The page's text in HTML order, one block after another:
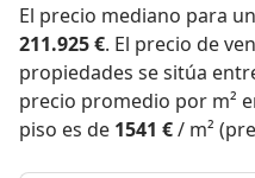
El precio mediano para
211.925 €. El precio de
propiedades se sitúa
precio promedio por m²
piso es de 1541 €/ m²